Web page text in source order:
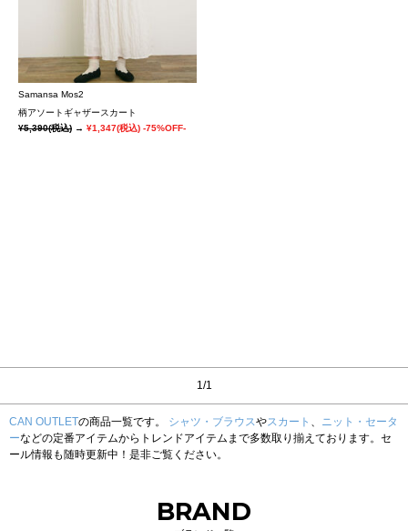
Samansa Mos2
柄アソートギャザースカート
¥5,390(税込) → ¥1,347(税込) -75%OFF-
1/1
CAN OUTLETの商品一覧です。 シャツ・ブラウスやスカート 、 ニット・セータ
ーなどの定番アイテムからトレンドアイテムまで多数取り揃えております。セ
ール情報も随時更新中！是非ご覧ください。
BRAND